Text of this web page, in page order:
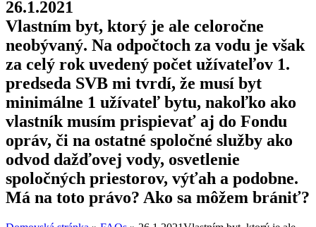
26.1.2021
Vlastním byt, ktorý je ale celoročne
neobývaný. Na odpočtoch za vodu je však
za celý rok uvedený počet užívateľov 1.
predseda SVB mi tvrdí, že musí byt
minimálne 1 užívateľ bytu, nakoľko ako
vlastník musím prispievať aj do Fondu
opráv, či na ostatné spoločné služby ako
odvod dažďovej vody, osvetlenie
spoločných priestorov, výťah a podobne.
Má na toto právo? Ako sa môžem brániť?